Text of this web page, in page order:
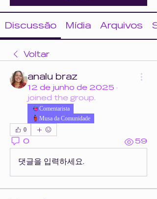
Discussão Mídia Arquivos
Voltar
analu braz
12 de junho de 2025 ·
joined the group.
Comentarista
Musa da Comunidade
0
0 59
댓글을 입력하세요.